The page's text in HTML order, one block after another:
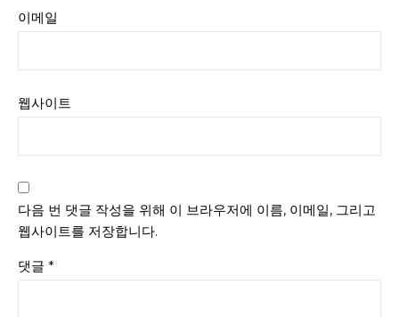
이메일
웹사이트
다음 번 댓글 작성을 위해 이 브라우저에 이름, 이메일, 그리고
웹사이트를 저장합니다.
댓글 *